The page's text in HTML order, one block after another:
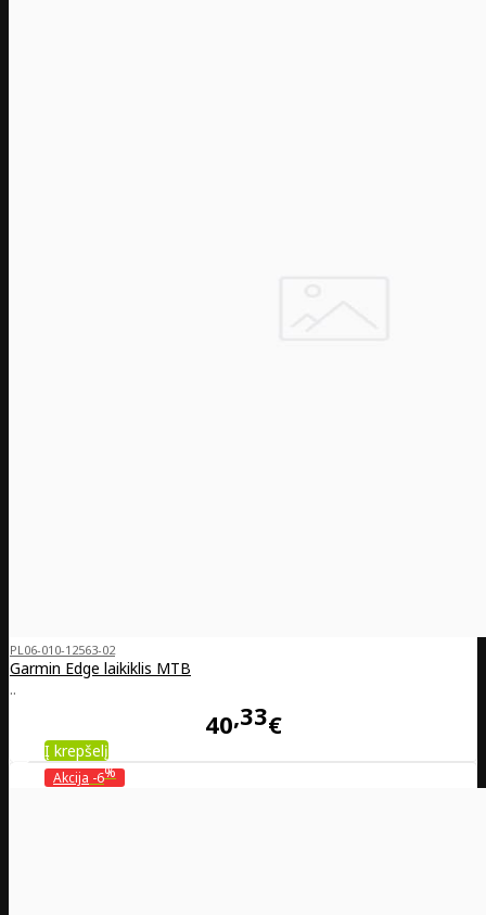
PL06-010-12563-02
Garmin Edge laikiklis MTB
..
40 33€
Į krepšelį
Akcija -6%